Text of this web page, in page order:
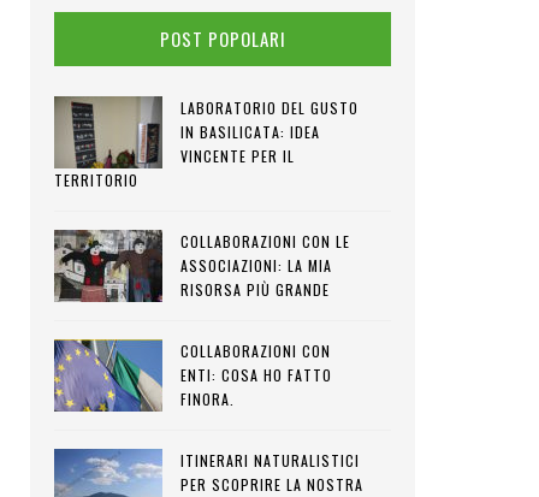
POST POPOLARI
LABORATORIO DEL GUSTO
IN BASILICATA: IDEA
VINCENTE PER IL
TERRITORIO
COLLABORAZIONI CON LE
ASSOCIAZIONI: LA MIA
RISORSA PIÙ GRANDE
COLLABORAZIONI CON
ENTI: COSA HO FATTO
FINORA.
ITINERARI NATURALISTICI
PER SCOPRIRE LA NOSTRA